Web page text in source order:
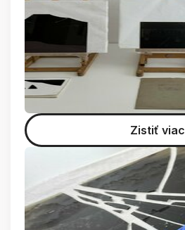
Zistiť viac